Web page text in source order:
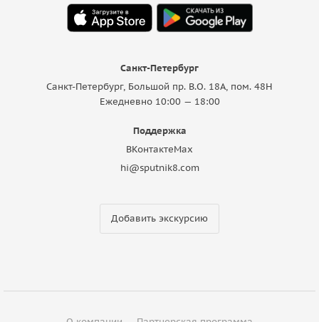
Санкт-Петербург
Санкт-Петербург, Большой пр. В.О. 18A, пом. 48Н
Ежедневно 10:00 — 18:00
Поддержка
ВКонтактеMax
hi@sputnik8.com
Добавить экскурсию